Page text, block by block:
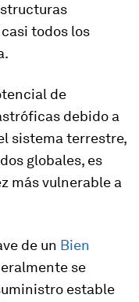
todos los
de
debido a
sistema terrestre,
globales, es
más vulnerable a
de un Bien
se
estable